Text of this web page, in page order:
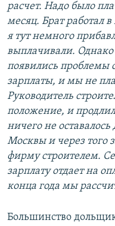
расчет. Надо было
месяц. Брат работал
я тут немного
выплачивали. Однако
появились проблемы
зарплаты, и мы не
Руководитель
положение, и
ничего не оставалось
Москвы и через того
фирму строителем.
зарплату отдает на
конца года мы
Большинство